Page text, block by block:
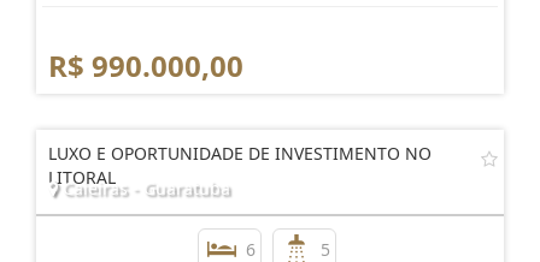
R$ 990.000,00
LUXO E OPORTUNIDADE DE INVESTIMENTO NO
LITORAL
Caieiras - Guaratuba
6 5